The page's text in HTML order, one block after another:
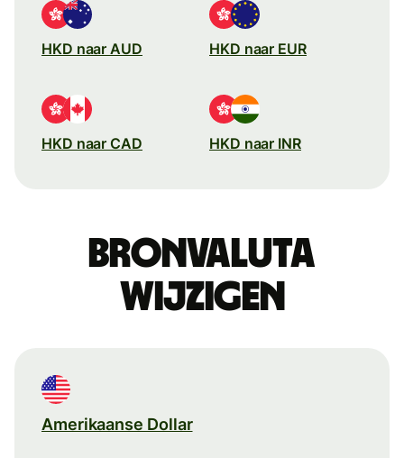
HKD naar AUD HKD naar EUR
HKD naar CAD HKD naar INR
Bronvaluta
wijzigen
Amerikaanse Dollar